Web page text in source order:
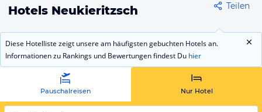
Hotels Neukieritzsch Teilen
Diese Hotelliste zeigt unsere am häufigsten gebuchten Hotels an.
Informationen zu Rankings und Bewertungen findest Du hier
Pauschalreisen Nur Hotel